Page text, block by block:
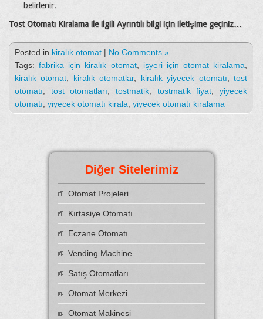
belirlenir.
Tost Otomatı Kiralama ile ilgili Ayrıntılı bilgi için iletişime geçiniz…
Posted in kiralık otomat | No Comments »
Tags:fabrika için kiralık otomat, işyeri için otomat kiralama
kiralık otomat
kiralık otomatlar, kiralık yiyecek otomatı ,tost
otomatı
tost otomatları ,tostmatik tostmatik fiyat ,yiyecek
otomatı yiyecek otomatı kirala yiyecek otomatı kiralama
Diğer Sitelerimiz
Otomat Projeleri
Kırtasiye Otomatı
Eczane Otomatı
Vending Machine
Satış Otomatları
Otomat Merkezi
Otomat Makinesi